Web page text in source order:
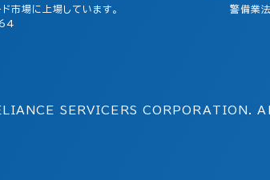
市場に上場しています。
警備業
SERVICERS CORPORATION.